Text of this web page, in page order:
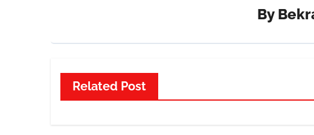
By
Related Post